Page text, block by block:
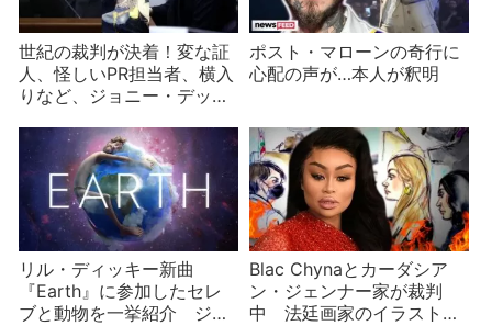
世紀の裁判が決着！変な証
人、怪しいPR担当者、横入
りなど、ジョニー・デップ
毀損訴訟は話題盛りだくさ
ん
ポスト・マローンの奇行に
心配の声が…本人が釈明
リル・ディッキー新曲
『Earth』に参加したセレ
ブと動物を一挙紹介 ジャ
Blac Chynaとカーダシア
ン・ジェンナー家が裁判
中 法廷画家のイラストが